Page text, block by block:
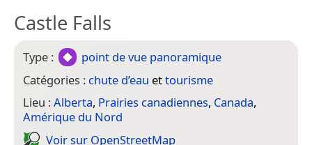
Castle Falls
Type :
point de vue panoramique
Catégories : chute d’eau ettourisme
Lieu :Alberta, Prairies canadiennes, Canada,
Amérique du Nord
Voir sur Open­Street­Map